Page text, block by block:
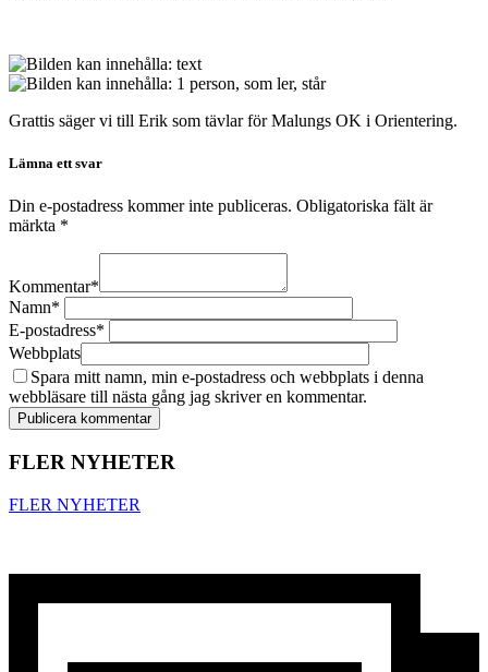
Grattis säger vi till Erik som tävlar för Malungs OK i Orientering.
Lämna ett svar
Din e-postadress kommer inte publiceras. Obligatoriska fält är
märkta *
Kommentar*
Namn*
E-postadress*
Webbplats
Spara mitt namn, min e-postadress och webbplats i denna
webbläsare till nästa gång jag skriver en kommentar.
FLER NYHETER
FLER NYHETER